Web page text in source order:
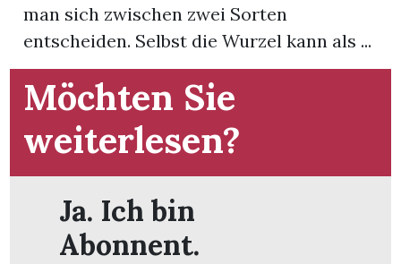
man sich zwischen zwei Sorten
entscheiden. Selbst die Wurzel kann als ...
Möchten Sie
weiterlesen?
Ja. Ich bin
Abonnent.